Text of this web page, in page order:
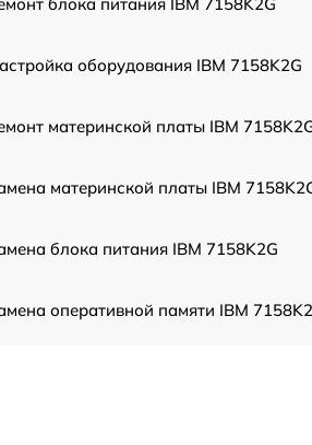
оборудования IBM 7158K2G
материнской платы IBM
материнской платы IBM
блока питания IBM 7158K2G
оперативной памяти IBM